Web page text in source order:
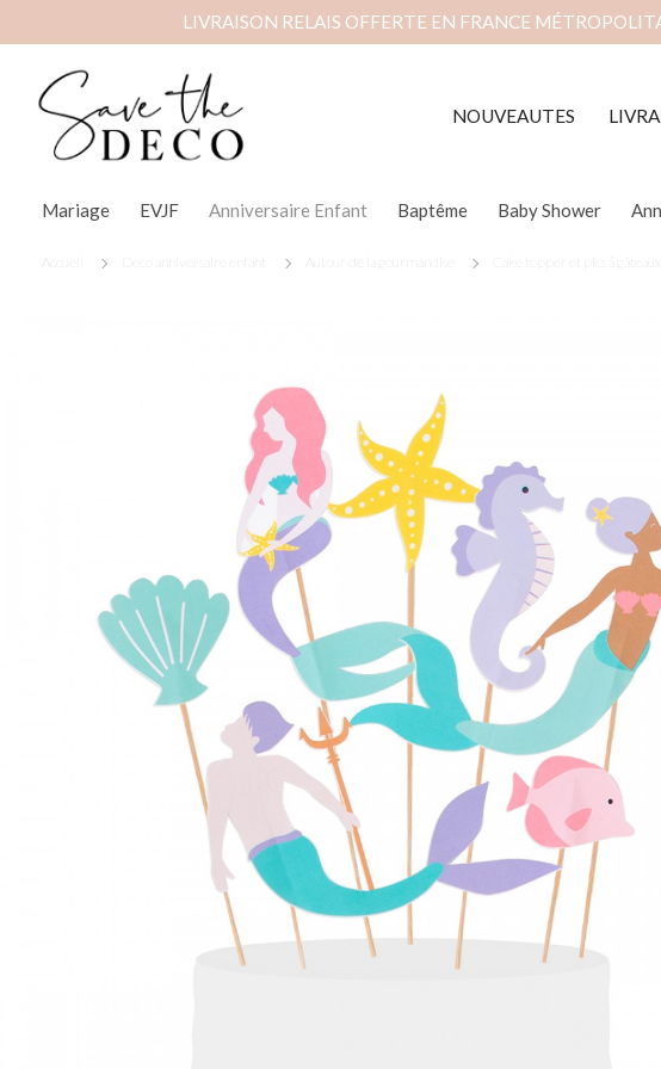
LIVRAISON RELAIS OFFERTE EN FRANCE
NOUVEAUTES
Mariage EVJF Anniversaire Enfant Baptême Baby Shower
Accueil Deco anniversaire enfant Autour de la gourmandise Cake topper et pics à gâteaux